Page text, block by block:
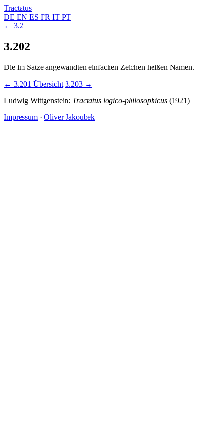
Tractatus
DE EN ES FR IT PT
← 3.2
3.202
Die im Satze angewandten einfachen Zeichen heißen Namen.
← 3.201 Übersicht 3.203 →
Ludwig Wittgenstein: Tractatus logico-philosophicus (1921)
Impressum · Oliver Jakoubek